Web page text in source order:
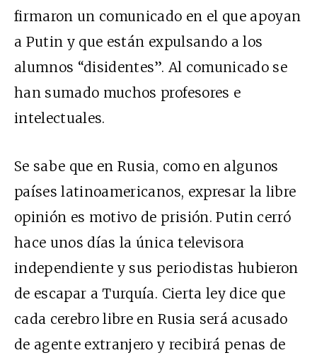
firmaron un comunicado en el que apoyan
a Putin y que están expulsando a los
alumnos “disidentes”. Al comunicado se
han sumado muchos profesores e
intelectuales.
Se sabe que en Rusia, como en algunos
países latinoamericanos, expresar la libre
opinión es motivo de prisión. Putin cerró
hace unos días la única televisora
independiente y sus periodistas hubieron
de escapar a Turquía. Cierta ley dice que
cada cerebro libre en Rusia será acusado
de agente extranjero y recibirá penas de